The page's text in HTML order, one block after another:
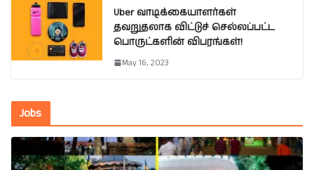
Uber வாடிக்கையாளர்கள்
தவறுதலாக விட்டுச் செல்லப்பட்ட
பொருட்களின் விபரங்கள்!
May 16, 2023
Jobs